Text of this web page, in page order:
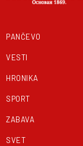
PANČEVO
VESTI
HRONIKA
SPORT
ZABAVA
SVET